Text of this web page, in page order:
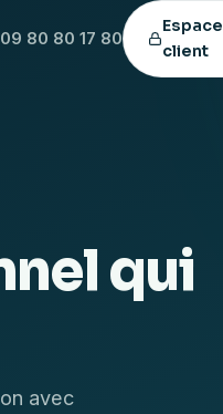
09 80 80 17 80
Espace
client
qui
avec